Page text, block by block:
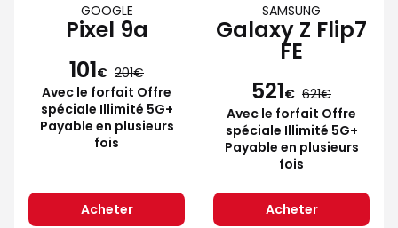
GOOGLE
Pixel 9a
101€ 201
Avec le forfait Offre
spéciale Illimité 5G+
Payable en plusieurs
fois
Acheter
SAMSUNG
Galaxy Z Flip7
FE
521€ 621
Avec le forfait Offre
spéciale Illimité 5G+
Payable en plusieurs
fois
Acheter